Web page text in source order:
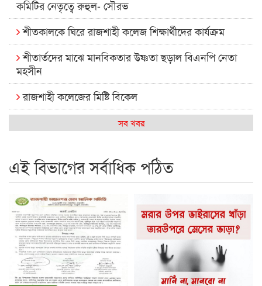
কমিটির নেতৃত্বে রুহুল- সৌরভ
শীতকালকে ঘিরে রাজশাহী কলেজ শিক্ষার্থীদের কার্যক্রম
শীতার্তদের মাঝে মানবিকতার উষ্ণতা ছড়াল বিএনপি নেতা
মহসীন
রাজশাহী কলেজের মিষ্টি বিকেল
কেমন আছে আমাদের দেশের মধ্যবিত্তরা
রাজশাইন একাডেমির ফল প্রকাশ ও পুরস্কার বিতরণ
রাজশাহী কলেজের শিক্ষার্থী শাখাওয়াত পেলেন স্টার এক্সিলেন্স
অ্যাওয়ার্ড
বিশ্ব নদী বিবস উপলক্ষে নদী সুরক্ষায় নাওযাত্রা
খেলার মাঠে বানানো হয়েছে গর্ত ঝুঁকিতে আষাড়িয়াদহর দুই
বিদ্যালয়
সব খবর
এই বিভাগের সর্বাধিক পঠিত